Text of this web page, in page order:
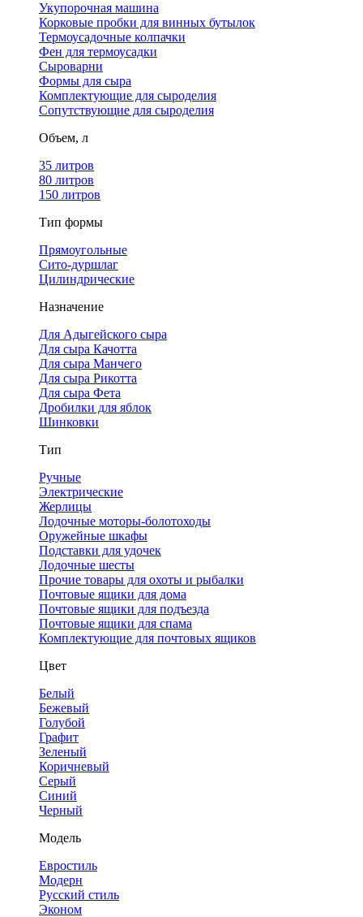
Укупорочная машина
Корковые пробки для винных бутылок
Термоусадочные колпачки
Фен для термоусадки
Сыроварни
Формы для сыра
Комплектующие для сыроделия
Сопутствующие для сыроделия
Объем, л
35 литров
80 литров
150 литров
Тип формы
Прямоугольные
Сито-дуршлаг
Цилиндрические
Назначение
Для Адыгейского сыра
Для сыра Качотта
Для сыра Манчего
Для сыра Рикотта
Для сыра Фета
Дробилки для яблок
Шинковки
Тип
Ручные
Электрические
Жерлицы
Лодочные моторы-болотоходы
Оружейные шкафы
Подставки для удочек
Лодочные шесты
Прочие товары для охоты и рыбалки
Почтовые ящики для дома
Почтовые ящики для подъезда
Почтовые ящики для спама
Комплектующие для почтовых ящиков
Цвет
Белый
Бежевый
Голубой
Графит
Зеленый
Коричневый
Серый
Синий
Черный
Модель
Евростиль
Модерн
Русский стиль
Эконом